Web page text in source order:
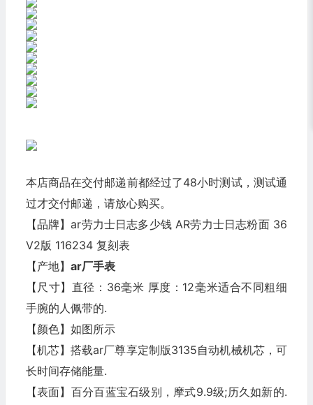
本店商品在交付邮递前都经过了48小时测试，测试通
过才交付邮递，请放心购买。
【品牌】ar劳力士日志多少钱 AR劳力士日志粉面 36
V2版 116234 复刻表
【产地】 ar厂手表
【尺寸】直径：36毫米 厚度：12毫米适合不同粗细
手腕的人佩带的.
【颜色】如图所示
【机芯】搭载ar厂尊享定制版3135自动机械机芯，可
长时间存储能量.
【表面】百分百蓝宝石级别，摩式9.9级;历久如新的.